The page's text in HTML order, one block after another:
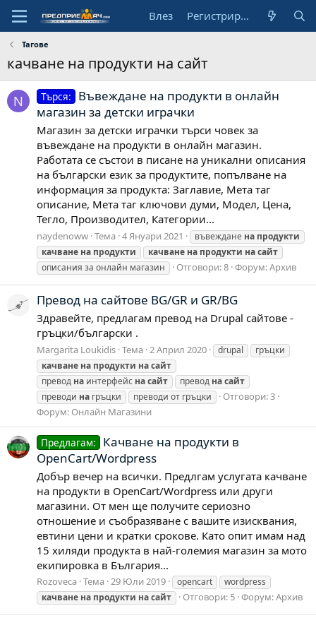
Влез Регистрирай се
Тагове
качване на продукти на сайт
N Търся:
Въвеждане на продукти в онлайн
магазин за детски играчки
Магазин за детски играчки търси човек за
въвеждане на продукти в онлайн магазин.
Работата се състои в писане на уникални описания
на български език за продуктите, попълване на
информация за продукта: Заглавие, Мета таг
описание, Мета таг ключови думи, Модел, Цена,
Тегло, Производител, Категории...
naydenoww Тема 4 Януари 2021 въвеждане на продукти
качване на продукти качване на продукти насайт
описания за онлайн магазин
Отговори: 8 Форум:Архив
Превод на сайтове BG/GR и GR/BG
Здравейте, предлагам превод на Drupal сайтове -
гръцки/български .
Margarita Loukidis Тема 2 Април 2020 drupal
гръцки
качване на продукти насайт
превод на интерфейс насайт превод насайт
преводи на гръцки преводи от гръцки
Отговори: 3
Форум: Онлайн Магазини
Предлагам:
Качване на продукти в
OpenCart/Wordpress
Добър вечер на всички. Предлгам услугата качване
на продукти в OpenCart/Wordpress или други
магазини. От мен ще получите сериозно
отношение и съобразяване с вашите изисквания,
евтини цени и кратки срокове. Като опит имам над
15 хиляди продукта в най-големия магазин за мото
екипировка в България...
Rozoveca Тема 29 Юли 2019 opencart
wordpress
качване на продукти насайт Отговори: 5 Форум:Архив